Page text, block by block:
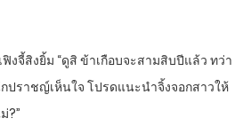
งจี้สิงยิ้ม “ดูสิ ข้าเกือบจะสามสิบปีแล้ว ทว่า
ปราชญ์เห็นใจ โปรดแนะนำจิ้งจอกสาวให้
?”